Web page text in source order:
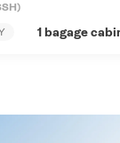
1 bagage